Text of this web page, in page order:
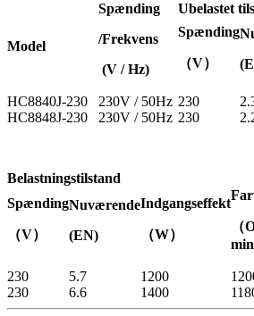
Model
Spænding
/Frekvens
(V / Hz)
Ubelastet
Spænding
（V）
HC8840J-230 230V / 50Hz 230
HC8848J-230
230V / 50Hz 230
Belastningstilstand
Spænding
（V）
Nuværende
(EN)
Indgangseffekt
（W）
（
min
230 5.7 1200
230
6.6 1400